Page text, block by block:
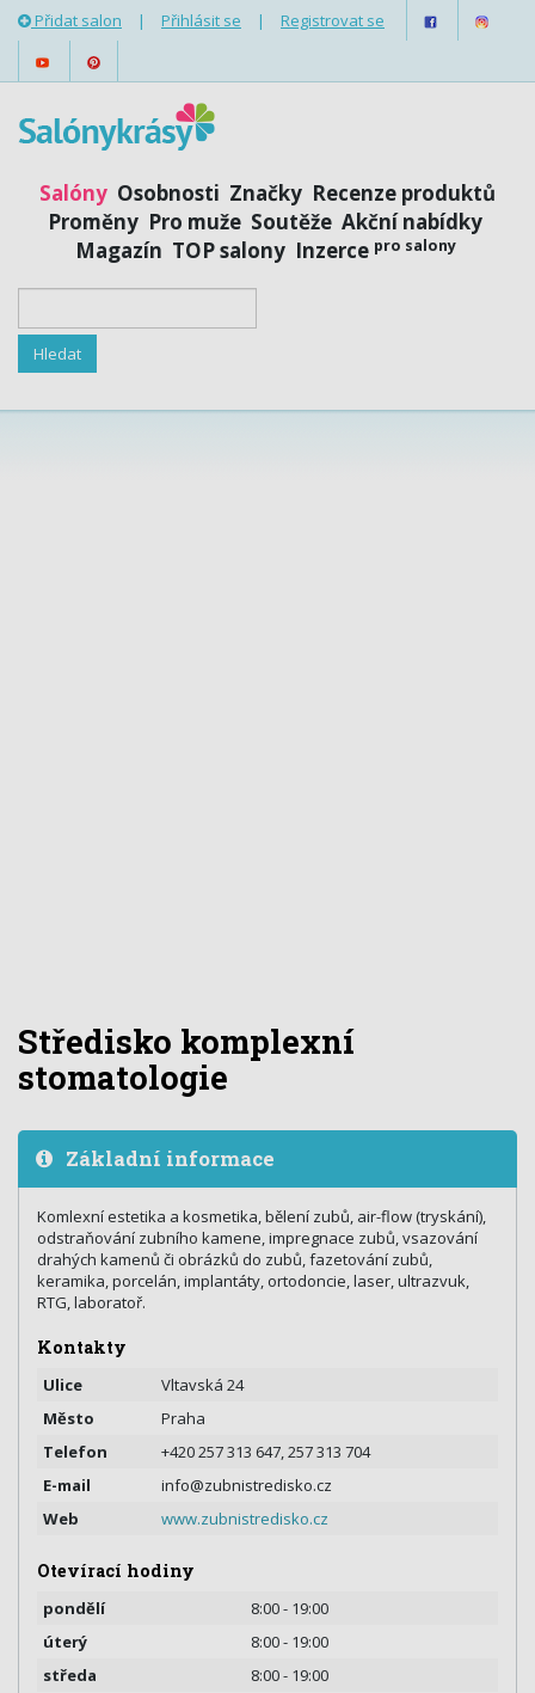
Přidat salon | Přihlásit se | Registrovat se
Salóny Osobnosti Značky Recenze produktů
Proměny Pro muže Soutěže Akční nabídky
Magazín TOP salony Inzerce pro salony
Středisko komplexní
stomatologie
Základní informace
Komlexní estetika a kosmetika, bělení zubů, air-flow (tryskání),
odstraňování zubního kamene, impregnace zubů, vsazování
drahých kamenů či obrázků do zubů, fazetování zubů,
keramika, porcelán, implantáty, ortodoncie, laser, ultrazvuk,
RTG, laboratoř.
Kontakty
Ulice
Vltavská 24
Město
Praha
Telefon
+420 257 313 647, 257 313 704
E-mail
info@zubnistredisko.cz
Web
www.zubnistredisko.cz
Otevírací hodiny
pondělí
8:00 - 19:00
úterý
8:00 - 19:00
středa
8:00 - 19:00